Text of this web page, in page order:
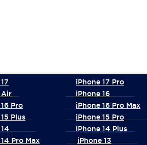
iPhone 17 Pro
Air
iPhone 16
Pro
iPhone 16 Pro Max
Plus
iPhone 15 Pro
iPhone 14 Plus
Pro Max
iPhone 13